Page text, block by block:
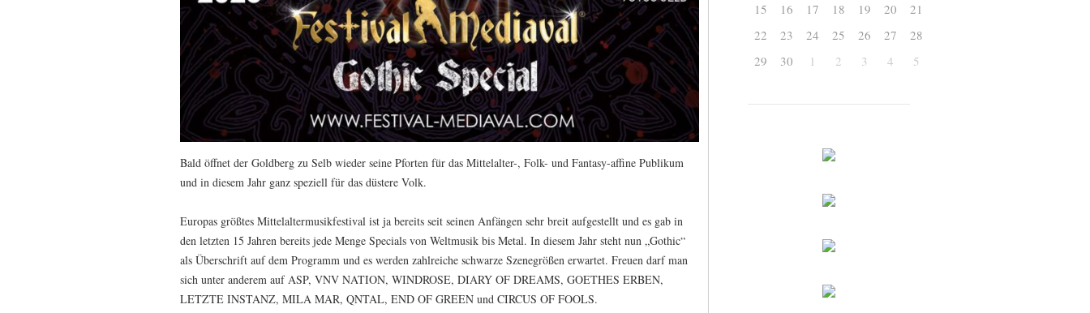
Bald öffnet der Goldberg zu Selb wieder seine Pforten für das Mittelalter-, Folk- und Fantasy-affine Publikum
und in diesem Jahr ganz speziell für das düstere Volk.
Europas größtes Mittelaltermusikfestival ist ja bereits seit seinen Anfängen sehr breit aufgestellt und es gab in
den letzten 15 Jahren bereits jede Menge Specials von Weltmusik bis Metal. In diesem Jahr steht nun „Gothic“
als Überschrift auf dem Programm und es werden zahlreiche schwarze Szenegrößen erwartet. Freuen darf man
sich unter anderem auf ASP, VNV NATION, WINDROSE, DIARY OF DREAMS, GOETHES ERBEN,
LETZTE INSTANZ, MILA MAR, QNTAL, END OF GREEN und CIRCUS OF FOOLS.
15
16 17 18 19 20
21
22
23 24 25 26 27
28
29
30 1 2 3 4 5